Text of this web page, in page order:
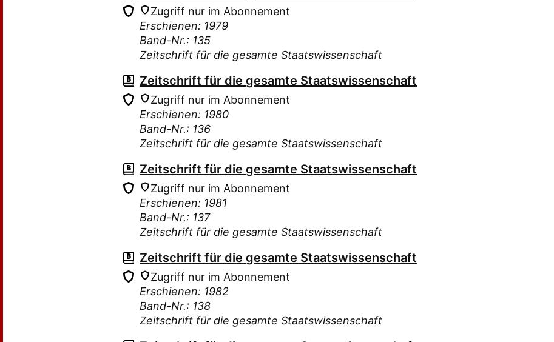
Zugriff nur im Abonnement
Erschienen: 1979
Band-Nr.: 135
Zeitschrift für die gesamte Staatswissenschaft
Zeitschrift für die gesamte Staatswissenschaft
Zugriff nur im Abonnement
Erschienen: 1980
Band-Nr.: 136
Zeitschrift für die gesamte Staatswissenschaft
Zeitschrift für die gesamte Staatswissenschaft
Zugriff nur im Abonnement
Erschienen: 1981
Band-Nr.: 137
Zeitschrift für die gesamte Staatswissenschaft
Zeitschrift für die gesamte Staatswissenschaft
Zugriff nur im Abonnement
Erschienen: 1982
Band-Nr.: 138
Zeitschrift für die gesamte Staatswissenschaft